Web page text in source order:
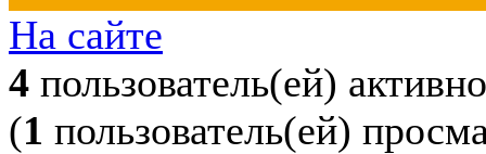
На сайте
4 пользователь(ей) активно
(1 пользователь(ей)